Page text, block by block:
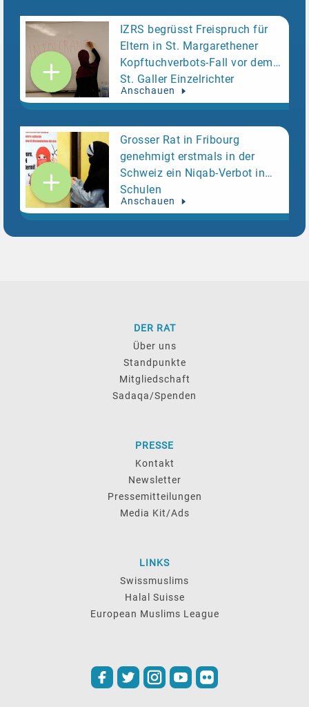
IZRS begrüsst Freispruch für
Eltern in St. Margarethener
Kopftuchverbots-Fall vor dem
St. Galler Einzelrichter
Anschauen
Grosser Rat in Fribourg
genehmigt erstmals in der
Schweiz ein Niqab-Verbot in
Schulen
Anschauen
DER RAT
Über uns
Standpunkte
Mitgliedschaft
Sadaqa/Spenden
PRESSE
Kontakt
Newsletter
Pressemitteilungen
Media Kit/Ads
LINKS
Swissmuslims
Halal Suisse
European Muslims League